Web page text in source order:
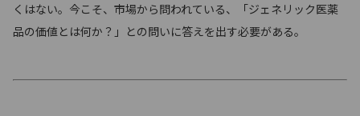
くはない。今こそ、市場から問われている、「ジェネリック医薬
品の価値とは何か？」との問いに答えを出す必要がある。